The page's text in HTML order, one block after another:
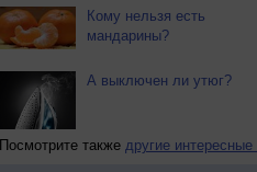
Кому нельзя есть
мандарины?
А выключен ли утюг?
Посмотрите также другие интересные